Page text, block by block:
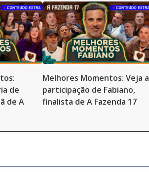
de
de A
Melhores Momentos: Veja a
participação de Fabiano,
finalista de A Fazenda 17